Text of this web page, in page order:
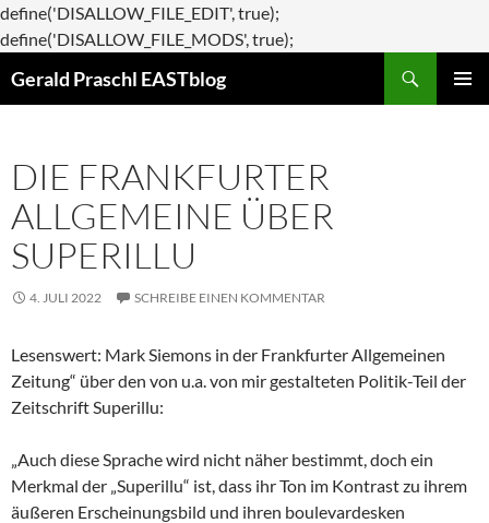
define('DISALLOW_FILE_EDIT', true);
define('DISALLOW_FILE_MODS', true);
Gerald Praschl EASTblog
DIE FRANKFURTER
ALLGEMEINE ÜBER
SUPERILLU
4. JULI 2022 SCHREIBE EINEN KOMMENTAR
Lesenswert: Mark Siemons in der Frankfurter Allgemeinen
Zeitung“ über den von u.a. von mir gestalteten Politik-Teil der
Zeitschrift Superillu:
„Auch diese Sprache wird nicht näher bestimmt, doch ein
Merkmal der „Superillu“ ist, dass ihr Ton im Kontrast zu ihrem
äußeren Erscheinungsbild und ihren boulevardesken